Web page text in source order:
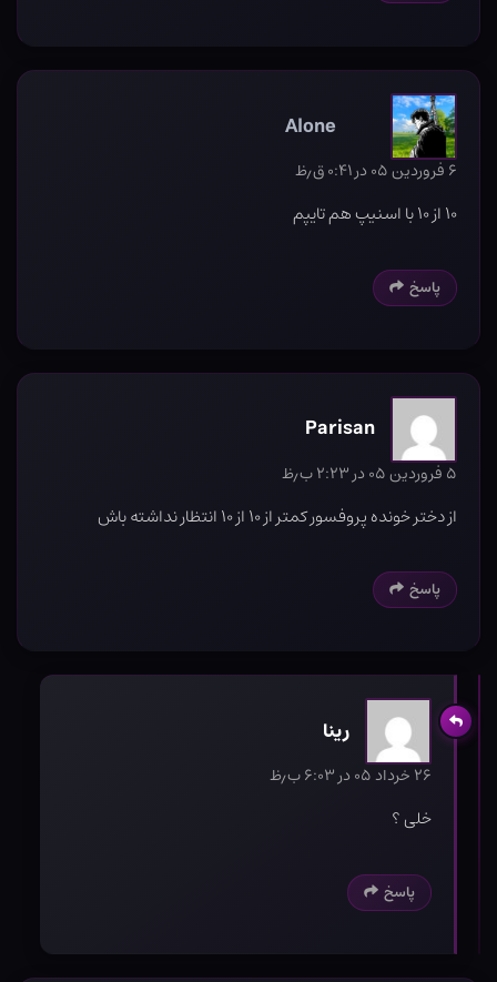
Alone
۶ فروردین ۰۵ در ۰:۴۱ ق٫ظ
۱۰ از ۱۰ با اسنیپ هم تایپم
پاسخ
Parisan
۵ فروردین ۰۵ در ۲:۲۳ ب٫ظ
از دختر خونده پروفسور کمتر از ۱۰ از ۱۰ انتظار نداشته باش
پاسخ
رینا
۲۶ خرداد ۰۵ در ۶:۰۳ ب٫ظ
خلی ؟
پاسخ